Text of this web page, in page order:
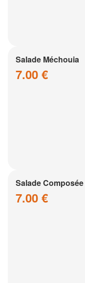
Salade Méchouia
7.00 €
Salade Composée
7.00 €